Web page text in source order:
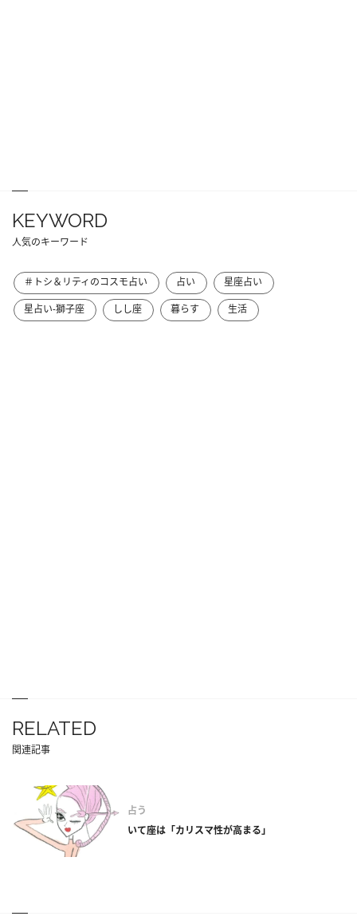
KEYWORD
人気のキーワード
＃トシ＆リティのコスモ占い 占い
星座占い
星占い-獅子座
しし座 暮らす 生活
RELATED
関連記事
占う
いて座は「カリスマ性が高まる」